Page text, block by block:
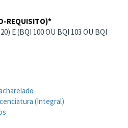
REQUISITO)*
E (BQI 100 OU BQI 103 OU BQI
(Integral)